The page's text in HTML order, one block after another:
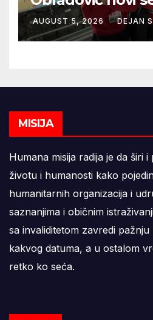
Atletske
AUGUST 5, 2026 DEJAN
MISIJA
Humana misija radija je da širi
životu i humanosti kako
humanitarnih organizacija i
saznanjima i običnim
sa invaliditetom zavredi
kakvog datuma, a u ostalom
retko ko seća.